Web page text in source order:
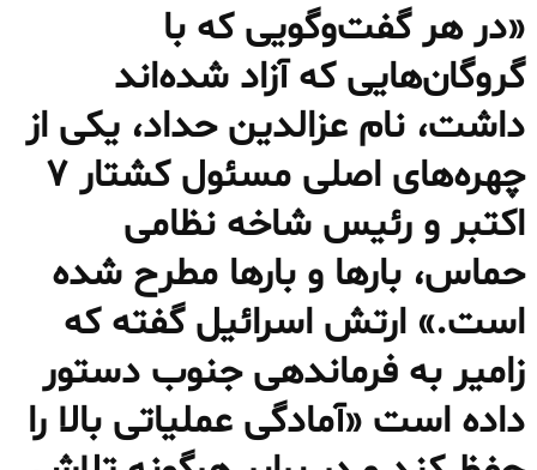
«در هر گفت‌وگویی که با
گروگان‌هایی که آزاد شده‌اند
داشت، نام عزالدین حداد، یکی از
چهره‌های اصلی مسئول کشتار ۷
اکتبر و رئیس شاخه نظامی
حماس، بارها و بارها مطرح شده
است.» ارتش اسرائیل گفته که
زامیر به فرماندهی جنوب دستور
داده است «آمادگی عملیاتی بالا را